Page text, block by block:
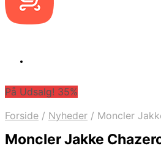
På Udsalg! 35%
Forside / Nyheder / Moncler
Moncler Jakke